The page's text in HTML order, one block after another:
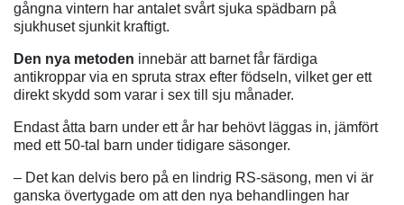
gångna vintern har antalet svårt sjuka spädbarn på
sjukhuset sjunkit kraftigt.
Den nya metoden innebär att barnet får färdiga
antikroppar via en spruta strax efter födseln, vilket ger ett
direkt skydd som varar i sex till sju månader.
Endast åtta barn under ett år har behövt läggas in, jämfört
med ett 50-tal barn under tidigare säsonger.
– Det kan delvis bero på en lindrig RS-säsong, men vi är
ganska övertygade om att den nya behandlingen har